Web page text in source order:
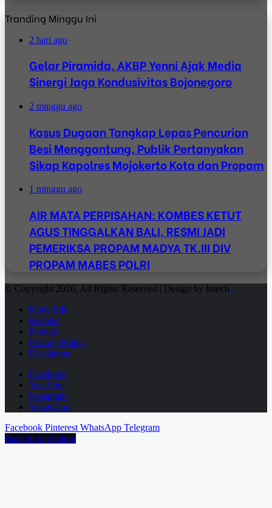
Tranding Minggu Ini
2 hari ago
Gelar Piramida, AKBP Yenni Ajak Media
Sinergi Jaga Kondusivitas Bojonegoro
2 minggu ago
Kasus Dugaan Tangkap Lepas Pencurian
Besi Menggantung, Publik Pertanyakan
Sikap Kapolres Mojokerto Kota dan Propam
1 minggu ago
AIR MATA PERPISAHAN: KOMBES KETUT
AGUS TINGGALKAN BALI, RESMI JADI
PEMERIKSA PROPAM MADYA TK.III DIV
PROPAM MABES POLRI
© Copyright 2026, All Rights Reserved | Design by Intech .
Kode Etik
Redaksi
Kontak
Privacy Policy
Disclaimer
Facebook
YouTube
Instagram
WhatsApp
Facebook Pinterest WhatsApp Telegram
Back to top button